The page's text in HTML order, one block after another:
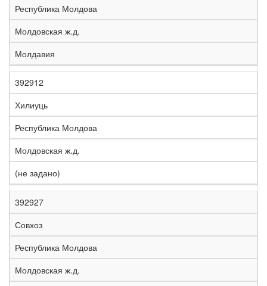
Республика Молдова
Молдовская ж.д.
Молдавия
392912
Хилиуць
Республика Молдова
Молдовская ж.д.
(не задано)
392927
Совхоз
Республика Молдова
Молдовская ж.д.